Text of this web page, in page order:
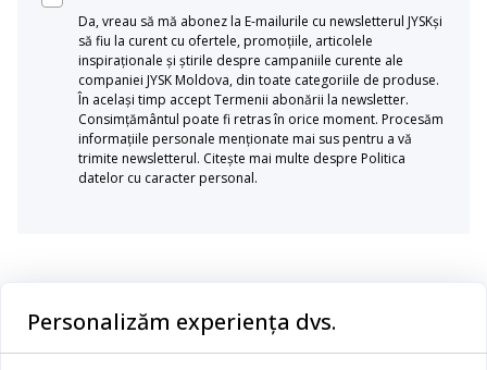
Da, vreau să mă abonez la E-mailurile cu newsletterul JYSKși
să fiu la curent cu ofertele, promoțiile, articolele
inspiraționale și știrile despre campaniile curente ale
companiei JYSK Moldova, din toate categoriile de produse.
În același timp accept Termenii abonării la newsletter.
Consimțământul poate fi retras în orice moment. Procesăm
informațiile personale menționate mai sus pentru a vă
trimite newsletterul. Citește mai multe despre Politica
datelor cu caracter personal.
Personalizăm experiența dvs.